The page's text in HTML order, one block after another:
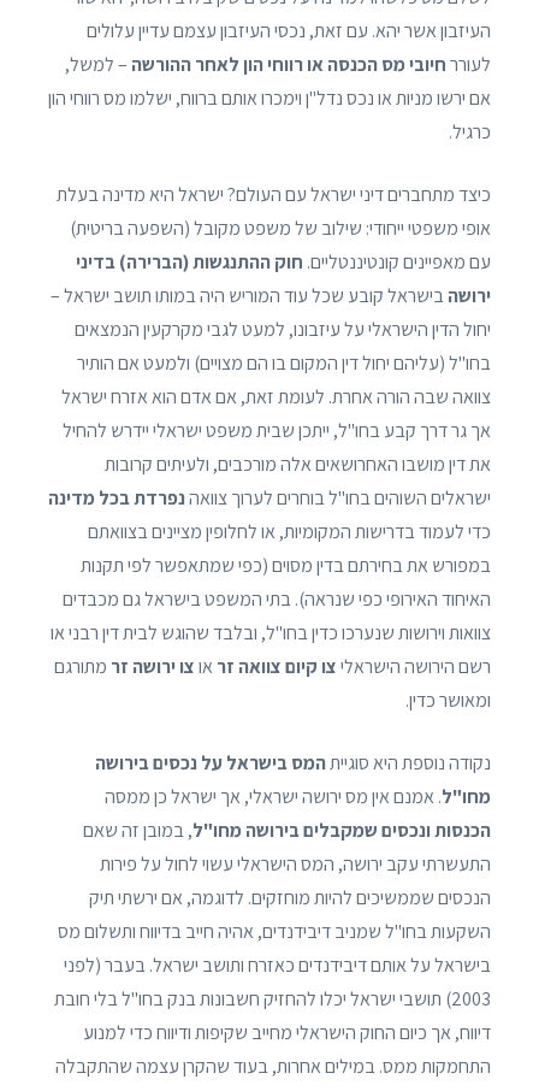
העיזבון אשר יהא. עם זאת, נכסי העיזבון עצמם עדיין עלולים
לעוררחיובי מס הכנסה או רווחי הון לאחר ההורשה – למשל,
אם ירשו מניות או נכס נדל"ן וימכרו אותם ברווח, ישלמו מס רווחי הון
כרגיל.
כיצד מתחברים דיני ישראל עם העולם? ישראל היא מדינה בעלת
אופי משפטי ייחודי: שילוב של משפט מקובל (השפעה בריטית)
עם מאפיינים קונטיננטליים. חוק ההתנגשות (הברירה) בדיני
ירושהבישראל קובע שכל עוד המוריש היה במותו תושב ישראל –
יחול הדין הישראלי על עיזבונו, למעט לגבי מקרקעין הנמצאים
בחו"ל (עליהם יחול דין המקום בו הם מצויים) ולמעט אם הותיר
צוואה שבה הורה אחרת. לעומת זאת, אם אדם הוא אזרח ישראל
אך גר דרך קבע בחו"ל, ייתכן שבית משפט ישראלי יידרש להחיל
את דין מושבו האחרושאים אלה מורכבים, ולעיתים קרובות
ישראלים השוהים בחו"ל בוחרים לערוך צוואהנפרדת בכל מדינה
כדי לעמוד בדרישות המקומיות, או לחלופין מציינים בצוואתם
במפורש את בחירתם בדין מסוים (כפי שמתאפשר לפי תקנות
האיחוד האירופי כפי שנראה). בתי המשפט בישראל גם מכבדים
צוואות וירושות שנערכו כדין בחו"ל, ובלבד שהוגש לבית דין רבני או
רשם הירושה הישראליצו קיום צוואה זר אוצו ירושה זר מתורגם
ומאושר כדין.
נקודה נוספת היא סוגייתהמס בישראל על נכסים בירושה
מחו"ל. אמנם אין מס ירושה ישראלי, אך ישראל כן ממסה
הכנסות ונכסים שמקבלים בירושה מחו"ל, במובן זה שאם
התעשרתי עקב ירושה, המס הישראלי עשוי לחול על פירות
הנכסים שממשיכים להיות מוחזקים. לדוגמה, אם ירשתי תיק
השקעות בחו"ל שמניב דיבידנדים, אהיה חייב בדיווח ותשלום מס
בישראל על אותם דיבידנדים כאזרח ותושב ישראל. בעבר (לפני
2003) תושבי ישראל יכלו להחזיק חשבונות בנק בחו"ל בלי חובת
דיווח, אך כיום החוק הישראלי מחייב שקיפות ודיווח כדי למנוע
התחמקות ממס. במילים אחרות, בעוד שהקרן עצמה שהתקבלה